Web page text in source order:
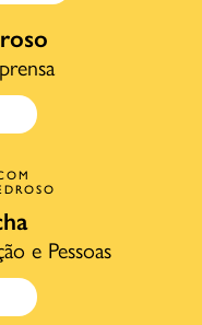
e Pessoas